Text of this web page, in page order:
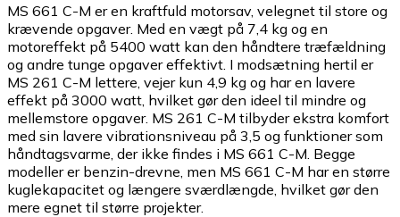
MS 661 C-M er en kraftfuld motorsav, velegnet til store og
krævende opgaver. Med en vægt på 7,4 kg og en
motoreffekt på 5400 watt kan den håndtere træfældning
og andre tunge opgaver effektivt. I modsætning hertil er
MS 261 C-M lettere, vejer kun 4,9 kg og har en lavere
effekt på 3000 watt, hvilket gør den ideel til mindre og
mellemstore opgaver. MS 261 C-M tilbyder ekstra komfort
med sin lavere vibrationsniveau på 3,5 og funktioner som
håndtagsvarme, der ikke findes i MS 661 C-M. Begge
modeller er benzin-drevne, men MS 661 C-M har en større
kuglekapacitet og længere sværdlængde, hvilket gør den
mere egnet til større projekter.